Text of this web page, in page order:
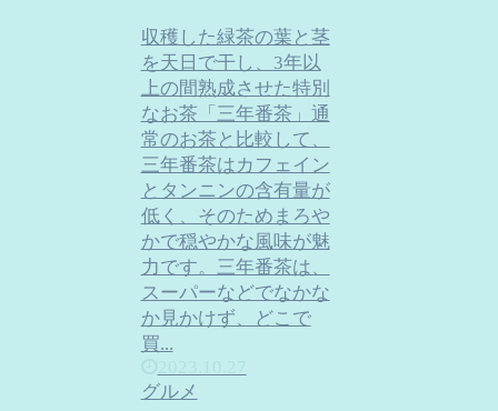
収穫した緑茶の葉と茎
を天日で干し、3年以
上の間熟成させた特別
なお茶「三年番茶」通
常のお茶と比較して、
三年番茶はカフェイン
とタンニンの含有量が
低く、そのためまろや
かで穏やかな風味が魅
力です。三年番茶は、
スーパーなどでなかな
か見かけず、どこで
買...
グルメ